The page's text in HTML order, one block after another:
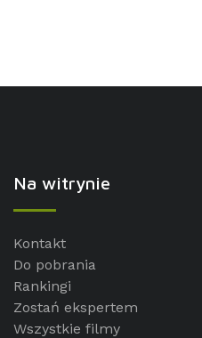
Na witrynie
Kontakt
Do pobrania
Rankingi
Zostań ekspertem
Wszystkie filmy